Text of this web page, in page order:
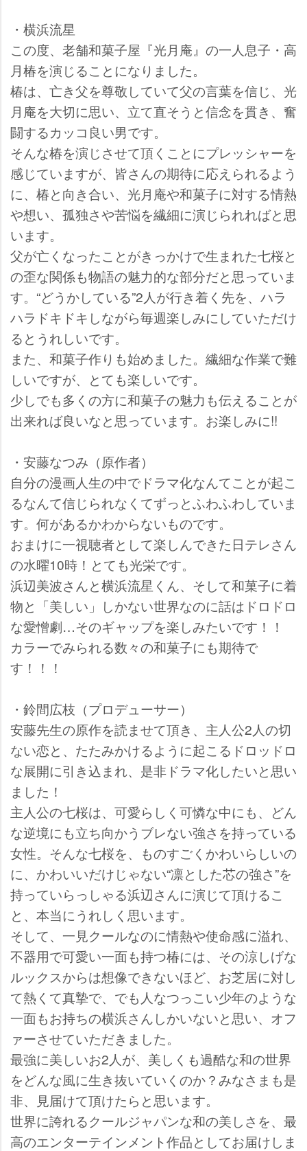
・横浜流星
この度、老舗和菓子屋『光月庵』の一人息子・高
月椿を演じることになりました。
椿は、亡き父を尊敬していて父の言葉を信じ、光
月庵を大切に思い、立て直そうと信念を貫き、奮
闘するカッコ良い男です。
そんな椿を演じさせて頂くことにプレッシャーを
感じていますが、皆さんの期待に応えられるよう
に、椿と向き合い、光月庵や和菓子に対する情熱
想い、孤独さや苦悩を繊細に演じられればと思
います。
父が亡くなったことがきっかけで生まれた七桜と
の歪な関係も物語の魅力的な部分だと思っていま
す。“どうかしている”2人が行き着く先を、ハラ
ハラドキドキしながら毎週楽しみにしていただけ
るとうれしいです。
また、和菓子作りも始めました。繊細な作業で難
しいですが、とても楽しいです。
少しでも多くの方に和菓子の魅力も伝えることが
出来れば良いなと思っています。お楽しみに!!
・安藤なつみ（原作者）
自分の漫画人生の中でドラマ化なんてことが起こ
るなんて信じられなくてずっとふわふわしていま
す。何があるかわからないものです。
おまけに一視聴者として楽しんできた日テレさん
の水曜10時！とても光栄です。
浜辺美波さんと横浜流星くん、そして和菓子に着
物と「美しい」しかない世界なのに話はドロドロ
な愛憎劇…そのギャップを楽しみたいです！！
カラーでみられる数々の和菓子にも期待で
す！！！
・鈴間広枝（プロデューサー）
安藤先生の原作を読ませて頂き、主人公2人の切
ない恋と、たたみかけるように起こるドロッドロ
な展開に引き込まれ、是非ドラマ化したいと思い
ました！
主人公の七桜は、可愛らしく可憐な中にも、どん
な逆境にも立ち向かうブレない強さを持っている
女性。そんな七桜を、ものすごくかわいらしいの
に、かわいいだけじゃない“凛とした芯の強さ”を
持っていらっしゃる浜辺さんに演じて頂けるこ
と、本当にうれしく思います。
そして、一見クールなのに情熱や使命感に溢れ、
不器用で可愛い一面も持つ椿には、その涼しげな
ルックスからは想像できないほど、お芝居に対し
て熱くて真摯で、でも人なつっこい少年のような
一面もお持ちの横浜さんしかいないと思い、オフ
ァーさせていただきました。
最強に美しいお2人が、美しくも過酷な和の世界
をどんな風に生き抜いていくのか？みなさまも是
非、見届けて頂けたらと思います。
世界に誇れるクールジャパンな和の美しさを、最
高のエンターテインメント作品としてお届けしま